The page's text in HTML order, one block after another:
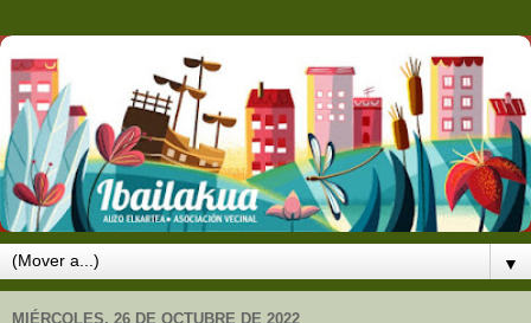
▼
MIÉRCOLES, 26 DE OCTUBRE DE 2022